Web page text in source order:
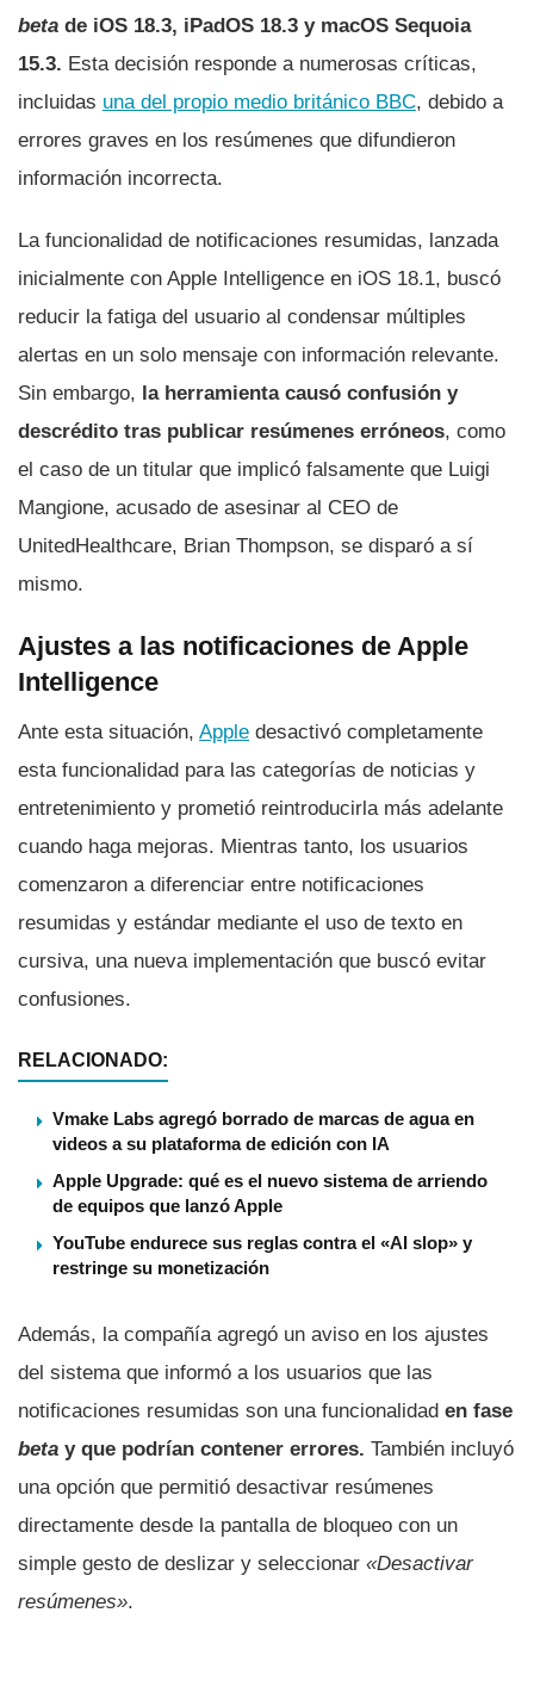
beta de iOS 18.3, iPadOS 18.3 y macOS Sequoia
15.3. Esta decisión responde a numerosas críticas,
incluidas una del propio medio británico BBC, debido a
errores graves en los resúmenes que difundieron
información incorrecta.
La funcionalidad de notificaciones resumidas, lanzada
inicialmente con Apple Intelligence en iOS 18.1, buscó
reducir la fatiga del usuario al condensar múltiples
alertas en un solo mensaje con información relevante.
Sin embargo, la herramienta causó confusión y
descrédito tras publicar resúmenes erróneos, como
el caso de un titular que implicó falsamente que Luigi
Mangione, acusado de asesinar al CEO de
UnitedHealthcare, Brian Thompson, se disparó a sí
mismo.
Ajustes a las notificaciones de Apple
Intelligence
Ante esta situación, Apple desactivó completamente
esta funcionalidad para las categorías de noticias y
entretenimiento y prometió reintroducirla más adelante
cuando haga mejoras. Mientras tanto, los usuarios
comenzaron a diferenciar entre notificaciones
resumidas y estándar mediante el uso de texto en
cursiva, una nueva implementación que buscó evitar
confusiones.
RELACIONADO:
Vmake Labs agregó borrado de marcas de agua en
videos a su plataforma de edición con IA
Apple Upgrade: qué es el nuevo sistema de arriendo
de equipos que lanzó Apple
YouTube endurece sus reglas contra el «AI slop» y
restringe su monetización
Además, la compañía agregó un aviso en los ajustes
del sistema que informó a los usuarios que las
notificaciones resumidas son una funcionalidad en fase
beta y que podrían contener errores. También incluyó
una opción que permitió desactivar resúmenes
directamente desde la pantalla de bloqueo con un
simple gesto de deslizar y seleccionar «Desactivar
resúmenes».